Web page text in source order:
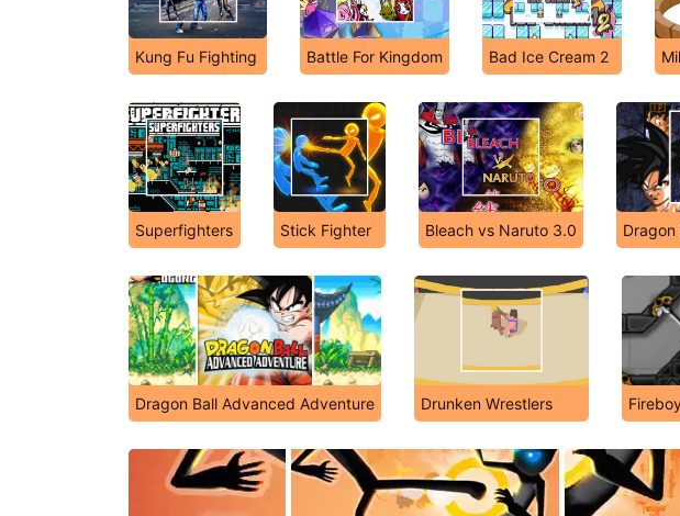
Kung Fu Fighting Battle For Kingdom Bad Ice Cream 2
Superfighters Stick Fighter Bleach vs Naruto 3.0 Dragon
Dragon Ball Advanced Adventure Drunken Wrestlers